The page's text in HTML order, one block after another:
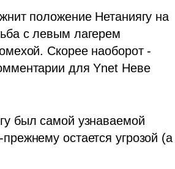
положение Нетаниягу на
с левым лагерем
Скорее наоборот -
для Ynet Неве
был самой узнаваемой
остается угрозой (а